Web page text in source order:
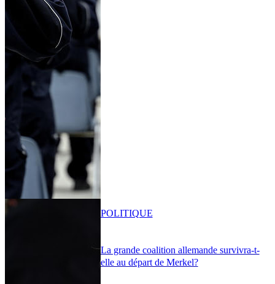
La grande coalition allemande survivra-t-
elle au départ de Merkel?
POLITIQUE